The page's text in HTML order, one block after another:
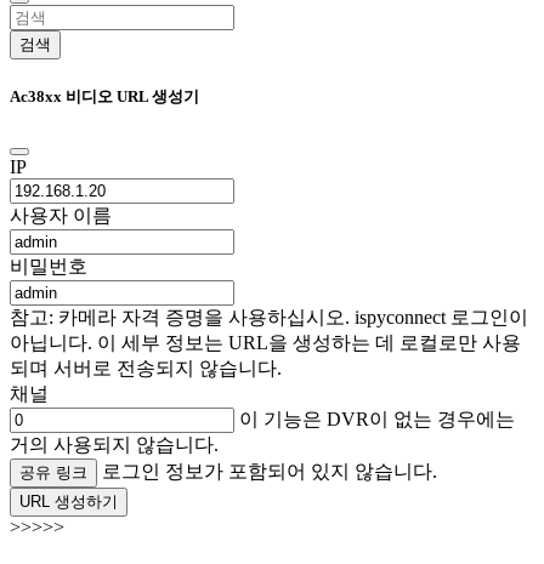
검색
Ac38xx 비디오 URL 생성기
IP
사용자 이름
비밀번호
참고: 카메라 자격 증명을 사용하십시오. ispyconnect 로그인이
아닙니다. 이 세부 정보는 URL을 생성하는 데 로컬로만 사용
되며 서버로 전송되지 않습니다.
채널
이 기능은 DVR이 없는 경우에는
거의 사용되지 않습니다.
공유 링크 로그인 정보가 포함되어 있지 않습니다.
URL 생성하기
>>>>>